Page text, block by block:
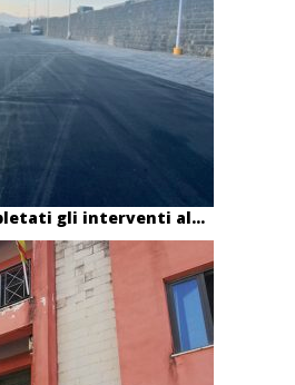
gli interventi al...